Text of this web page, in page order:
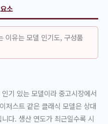
소
이유는 모델 인기도, 구성품
기 있는 모델이라 중고시장에서
저스트 같은 클래식 모델은 상대
다. 생산 연도가 최근일수록 시